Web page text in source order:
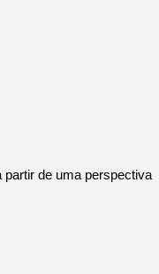
de uma perspectiva